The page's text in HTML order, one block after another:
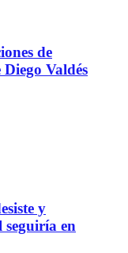
de
Valdés
y
en